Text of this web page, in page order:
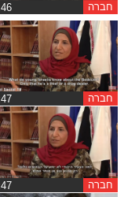
format_underlined
קו תחתי לקישורים
חברה
חברה
חברה